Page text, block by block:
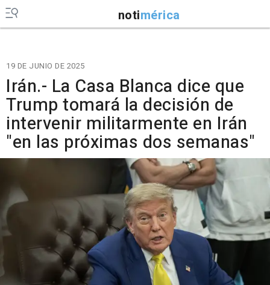
notimérica
19 DE JUNIO DE 2025
Irán.- La Casa Blanca dice que
Trump tomará la decisión de
intervenir militarmente en Irán
"en las próximas dos semanas"